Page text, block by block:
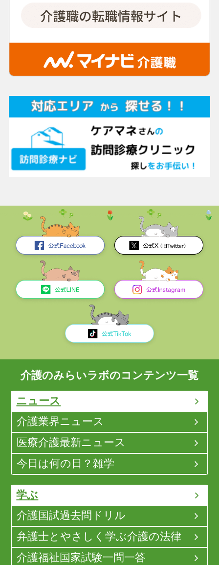
介護のみらいラボのコンテンツ一覧
ニュース
介護業界ニュース
医療介護最新ニュース
今日は何の日？雑学
学ぶ
介護国試過去問ドリル
弁護士とやさしく学ぶ介護の法律
介護福祉国家試験一問一答